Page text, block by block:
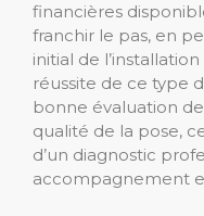
financières
franchir le pas, en
initial de
réussite de ce type
bonne évaluation
qualité de la pose,
d’un diagnostic
accompagnement